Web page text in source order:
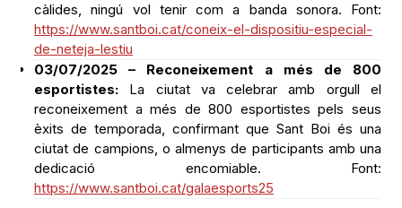
càlides, ningú vol tenir com a banda sonora. Font:
https://www.santboi.cat/coneix-el-dispositiu-especial-
de-neteja-lestiu
03/07/2025 – Reconeixement a més de 800
esportistes: La ciutat va celebrar amb orgull el
reconeixement a més de 800 esportistes pels seus
èxits de temporada, confirmant que Sant Boi és una
ciutat de campions, o almenys de participants amb una
dedicació encomiable. Font:
https://www.santboi.cat/galaesports25